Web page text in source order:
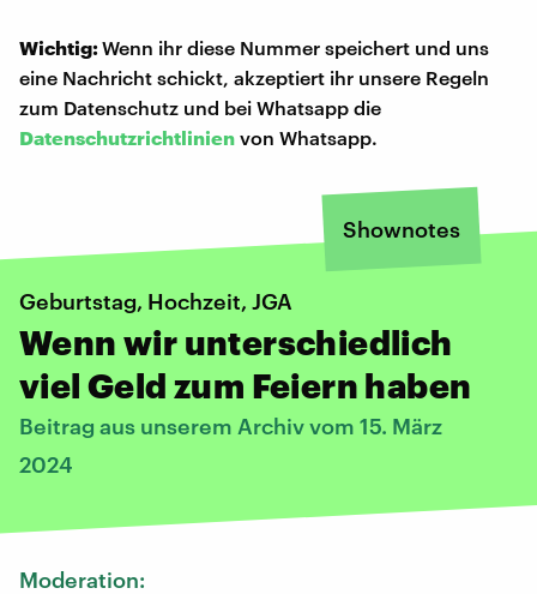
Wichtig:Wenn ihr diese Nummer speichert und uns
eine Nachricht schickt, akzeptiert ihr unsere Regeln
zum Datenschutz und bei Whatsapp die
Datenschutzrichtlinien von Whatsapp.
Shownotes
Geburtstag, Hochzeit, JGA
Wenn wir unterschiedlich
viel Geld zum Feiern haben
Beitrag aus unserem Archiv vom 15. März
2024
Moderation: